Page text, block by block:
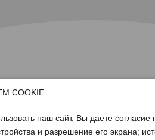
COOKIE
наш сайт, Вы даете
и разрешение его экрана;